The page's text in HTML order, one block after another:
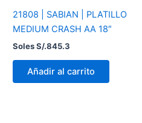
21808 | SABIAN | PLATILLO
MEDIUM CRASH AA 18″
Soles S/.845.3
Añadir al carrito